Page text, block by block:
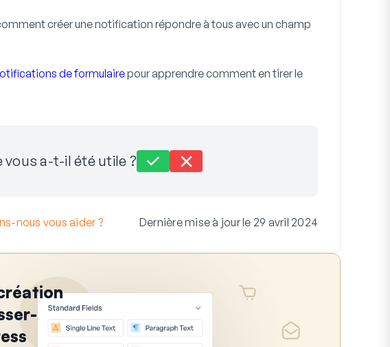
créer une notification répondre à tous avec un champ
de formulairepour apprendre comment en tirer le
vous a-t-il été utile ?
nous vous aider ? Dernière mise à jour le 29 avril 2024